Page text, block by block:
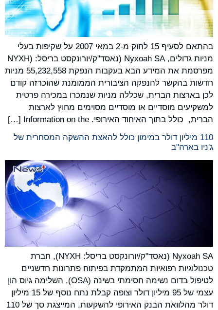
בהתאם לסעיף 15 לחוק מ-2 במאי 2007 על שקיפות בעלי
מניות גדולים, Nyxoah SA (נאסד"ק/יורונקסט בריסל: (NYXH
מפרסמת את המידע הבא בעקבות הנפקת 55,232,558 מניות
חדשות בהקשר להנפקה הציבורית הממומנת שהוכרזה קודם
לכן בארצות הברית, שכללה מניות שנמכרו במכירה פרטית
למשקיעים מוסדיים או מוסדיים מסוימים מחוץ לארצות
הברית, כולל בתוך האיחוד האירופי. Information on the […]
110 מיליון דולר במימון כולל להאצת ההשקה המסחרית של
ג'ניו בארה"ב
Nyxoah SA (נאסד"ק/יורונקסט בריסל: NYXH), חברת
טכנולוגיות רפואיות המתמקדת בפיתוח פתרונות חדשניים
לטיפול בדום נשימה חסימתי בשינה (OSA), השלימה גיוס הון
עצמי של 95 מיליון דולר וצופה קבלת נתח נוסף של 15 מיליון
דולר מהלוואת הבנק האירופי להשקעות, המייצגת סך של 110